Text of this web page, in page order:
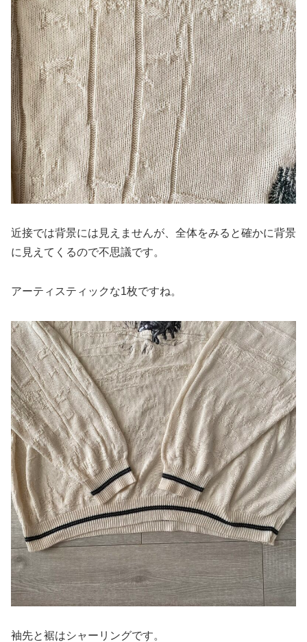
近接では背景には見えませんが、全体をみると確かに背景
に見えてくるので不思議です。
アーティスティックな1枚ですね。
袖先と裾はシャーリングです。